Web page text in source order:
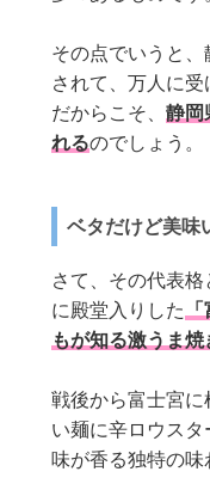
その点でいうと
されて、万人に受
だからこそ、静岡
れるのでしょう。
ベタだけど美味
さて、その代表
に殿堂入りした
もが知る激うま焼
戦後から富士宮
い麺に辛ロウス
味が香る独特の味